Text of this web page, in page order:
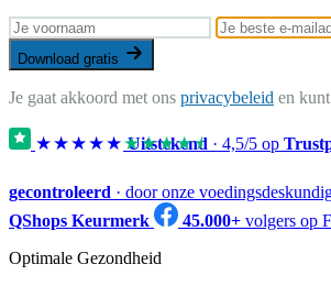
Download gratis
Je gaat akkoord met ons privacybeleid en
★★★★★★★★★★
Uitstekend · 4,5/5 op
gecontroleerd · door onze
QShops Keurmerk
45.000+ volgers op
Optimale Gezondheid